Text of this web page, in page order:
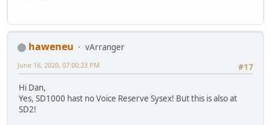
haweneu
vArranger
#17
June 16, 2020, 07:00:23 PM
Hi Dan,
Yes, SD1000 hast no Voice Reserve Sysex! But this is also at
SD2!